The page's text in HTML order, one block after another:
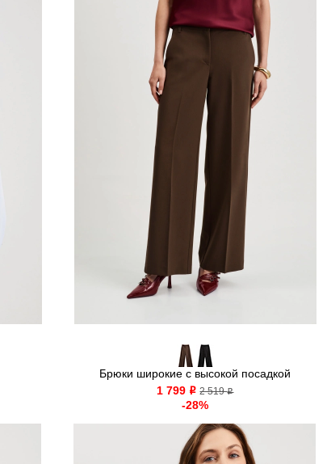
Брюки широкие с высокой посадкой
1 799 o 2 519o
-28%